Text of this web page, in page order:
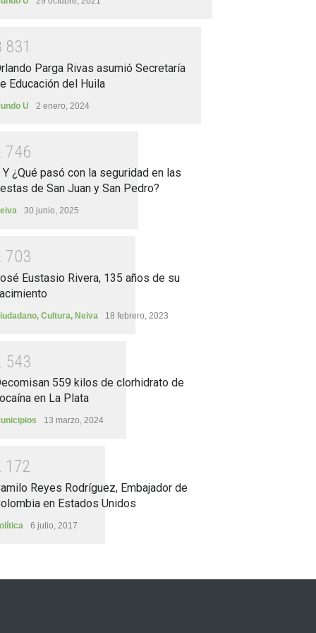
831
Parga Rivas asumió Secretaría
Educación del Huila
U 2 enero, 2024
746
Y ¿Qué pasó con la seguridad en las
de San Juan y San Pedro?
30 junio, 2025
703
Eustasio Rivera, 135 años de su
, Cultura, Neiva 18 febrero, 2023
543
559 kilos de clorhidrato de
en La Plata
13 marzo, 2024
1 72
Reyes Rodríguez, Embajador de
en Estados Unidos
6 julio, 2017